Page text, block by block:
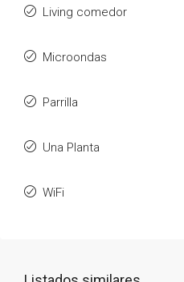
Living comedor
Microondas
Parrilla
Una Planta
WiFi